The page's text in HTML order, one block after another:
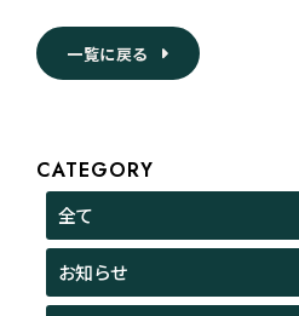
一覧に戻る
CATEGORY
全て
お知らせ